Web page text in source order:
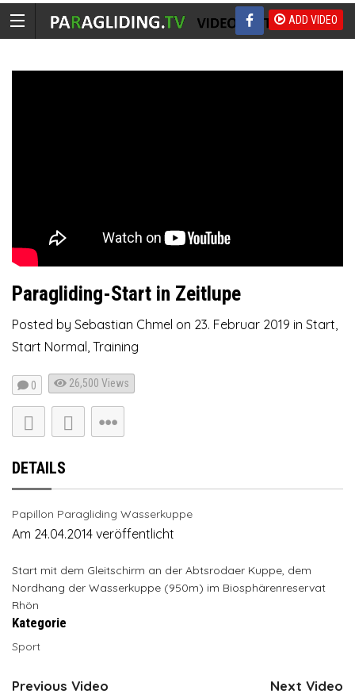
ADD VIDEO
Paragliding-Start in Zeitlupe
Posted by Sebastian Chmel on 23. Februar 2019 in Start
Start Normal Training
0 26,500 Views
DETAILS
Papillon Paragliding Wasserkuppe
Am 24.04.2014 veröffentlicht
Start mit dem Gleitschirm an der Abtsrodaer Kuppe, dem
Nordhang der Wasserkuppe (950m) im Biosphärenreservat
Rhön
Kategorie
Sport
Previous Video Next Video